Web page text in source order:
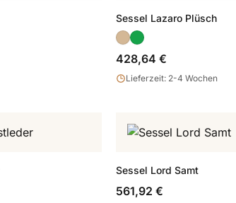
Sessel Lazaro Plüsch
428,64 €
Lieferzeit: 2-4 Wochen
Sessel Lord Samt
561,92 €